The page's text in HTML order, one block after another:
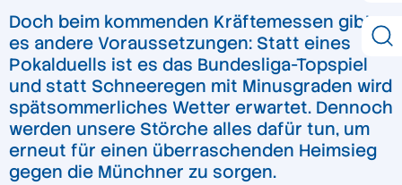
Doch beim kommenden Kräftemessen gibt
es andere Voraussetzungen: Statt eines
Pokalduells ist es das Bundesliga-Topspiel
und statt Schneeregen mit Minusgraden wird
spätsommerliches Wetter erwartet. Dennoch
werden unsere Störche alles dafür tun, um
erneut für einen überraschenden Heimsieg
gegen die Münchner zu sorgen.